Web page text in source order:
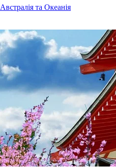
Австралія та Океанія